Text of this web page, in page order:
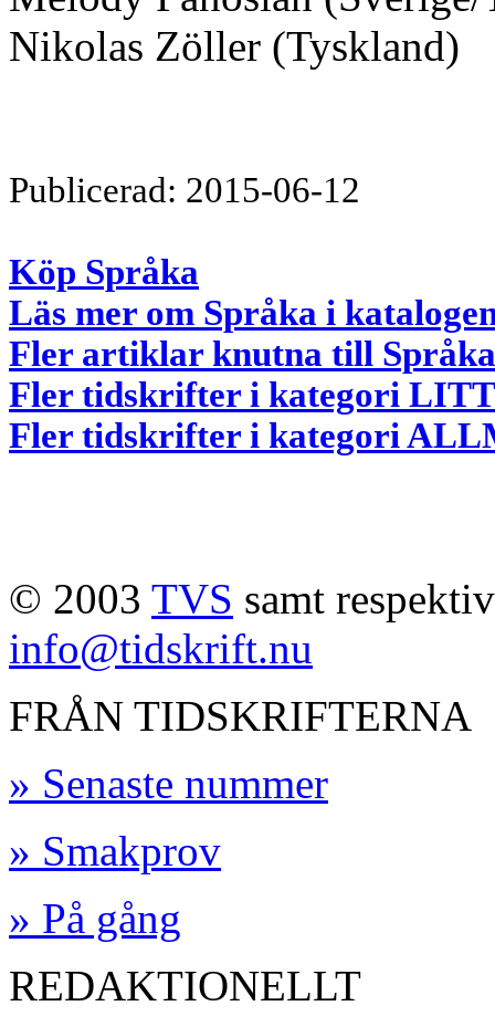
Nikolas Zöller (Tyskland)
Publicerad: 2015-06-12
Köp Språka
Läs mer om Språka i
Fler artiklar knutna till Språka
Fler tidskrifter i kategori
Fler tidskrifter i kategori
© 2003 TVS samt
info@tidskrift.nu
FRÅN TIDSKRIFTERNA
» Senaste nummer
» Smakprov
» På gång
REDAKTIONELLT